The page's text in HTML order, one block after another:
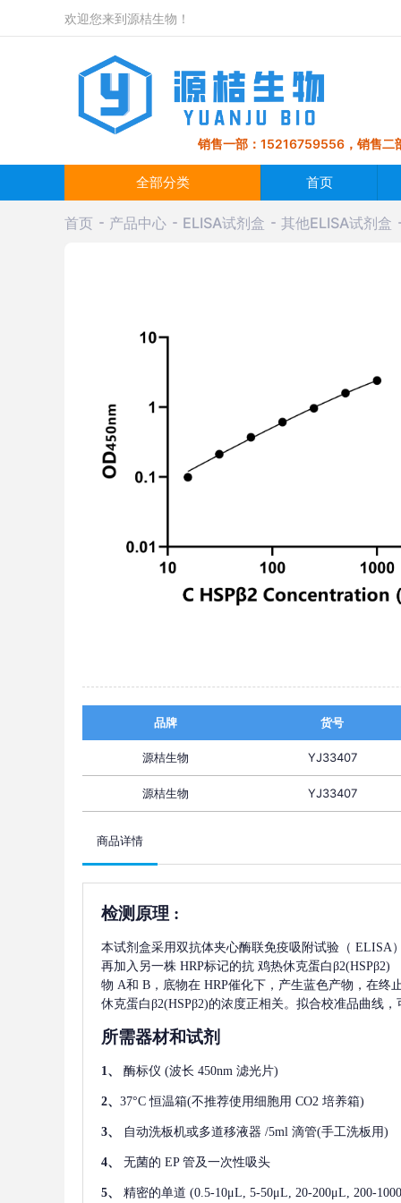
欢迎您来到源桔生物！
销售一部：15216759556，销售
全部分类 首页
首页 产品中心 ELISA试剂盒 其他ELISA试剂盒
品牌 货号
源桔生物 YJ33407
源桔生物 YJ33407
商品详情
检测原理 :
本试剂盒采用双抗体夹心酶联免疫吸附试验（ ELISA
再加入另一株 HRP标记的抗 鸡热休克蛋白β2(HSPβ2)
物 A和 B，底物在 HRP催化下，产生蓝色产物，在终
休克蛋白β2(HSPβ2)的浓度正相关。拟合校准品曲线
所需器材和试剂
1、 酶标仪 (波长 450nm 滤光片)
2、 37°C 恒温箱(不推荐使用细胞用 CO2 培养箱)
3、 自动洗板机或多道移液器 /5ml 滴管(手工洗板用)
4、 无菌的 EP 管及一次性吸头
5、 精密的单道 (0.5-10μL, 5-50μL, 20-200μL, 200-